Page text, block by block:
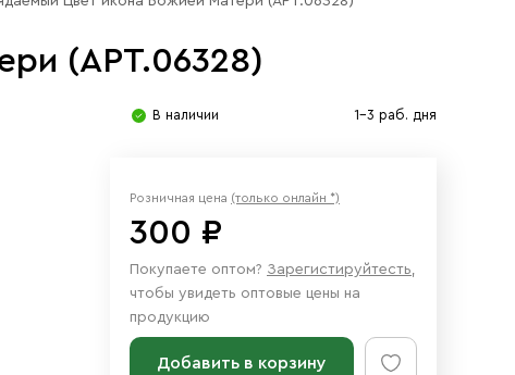
(АРТ.06328)
В наличии 1-3 раб. дня
Розничная цена (только онлайн *)
300 ₽
Покупаете оптом? Зарегистируйтесть,
чтобы увидеть оптовые цены на
продукцию
Добавить в корзину